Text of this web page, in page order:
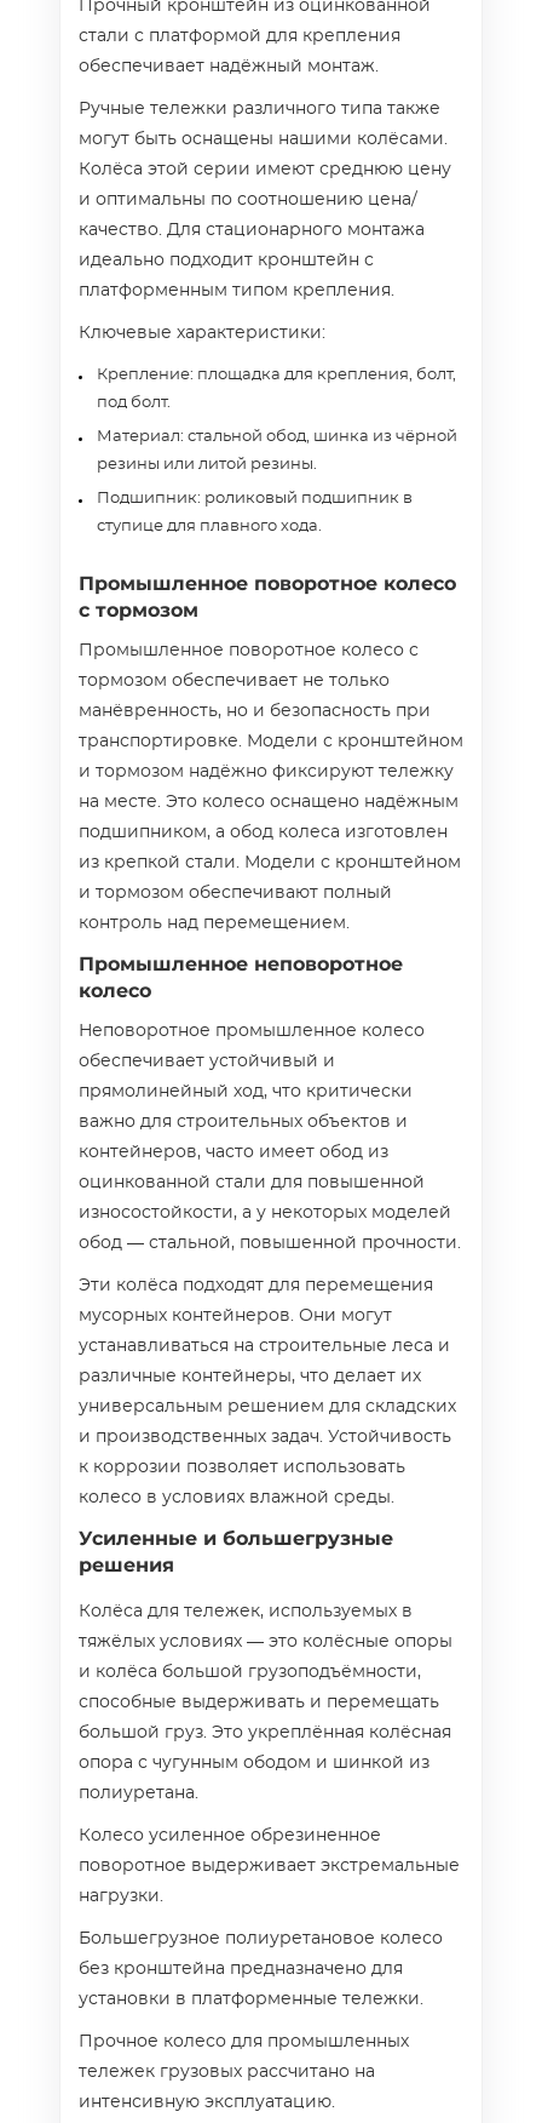
Прочный кронштейн из оцинкованной
стали с платформой для крепления
обеспечивает надёжный монтаж.
Ручные тележки различного типа также
могут быть оснащены нашими колёсами.
Колёса этой серии имеют среднюю цену
и оптимальны по соотношению цена/
качество. Для стационарного монтажа
идеально подходит кронштейн с
платформенным типом крепления.
Ключевые характеристики:
Крепление: площадка для крепления, болт,
под болт.
Материал: стальной обод, шинка из чёрной
резины или литой резины.
Подшипник: роликовый подшипник в
ступице для плавного хода.
Промышленное поворотное колесо
с тормозом
Промышленное поворотное колесо с
тормозом обеспечивает не только
манёвренность, но и безопасность при
транспортировке. Модели с кронштейном
и тормозом надёжно фиксируют тележку
на месте. Это колесо оснащено надёжным
подшипником, а обод колеса изготовлен
из крепкой стали. Модели с кронштейном
и тормозом обеспечивают полный
контроль над перемещением.
Промышленное неповоротное
колесо
Неповоротное промышленное колесо
обеспечивает устойчивый и
прямолинейный ход, что критически
важно для строительных объектов и
контейнеров, часто имеет обод из
оцинкованной стали для повышенной
износостойкости, а у некоторых моделей
обод — стальной, повышенной прочности.
Эти колёса подходят для перемещения
мусорных контейнеров. Они могут
устанавливаться на строительные леса и
различные контейнеры, что делает их
универсальным решением для складских
и производственных задач. Устойчивость
к коррозии позволяет использовать
колесо в условиях влажной среды.
Усиленные и большегрузные
решения
Колёса для тележек, используемых в
тяжёлых условиях — это колёсные опоры
и колёса большой грузоподъёмности,
способные выдерживать и перемещать
большой груз. Это укреплённая колёсная
опора с чугунным ободом и шинкой из
полиуретана.
Колесо усиленное обрезиненное
поворотное выдерживает экстремальные
нагрузки.
Большегрузное полиуретановое колесо
без кронштейна предназначено для
установки в платформенные тележки.
Прочное колесо для промышленных
тележек грузовых рассчитано на
интенсивную эксплуатацию.